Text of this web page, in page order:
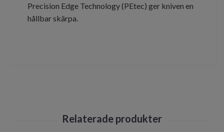
Precision Edge Technology (PEtec) ger kniven en
hållbar skärpa.